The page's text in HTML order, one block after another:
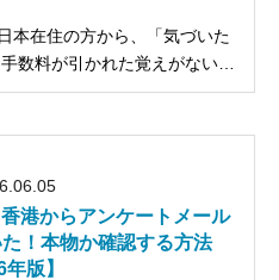
本在住の方から、「気づいた
数料が引かれた覚えがない」
定条
港からアンケートメール
！本物か確認する方法
年版】